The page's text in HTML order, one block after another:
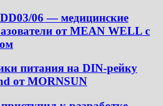
06 — медицинские
от MEAN WELL с
питания на DIN-рейку
от MORNSUN